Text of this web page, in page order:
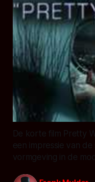
De korte film Pretty
een impressie van
vormgeving in de